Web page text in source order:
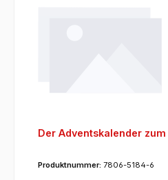
Der Adventskalender
Produktnummer: 7806-5184-6